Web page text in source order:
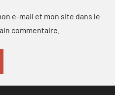
e-mail et mon site dans le
commentaire.